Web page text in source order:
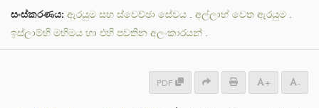
සංස්කරණය: ඇරයුම සහ ස්වෙච්ඡා සේවය . අල්ලාහ් වෙත ඇරයුම .
ඉස්ලාම්හි මහිමය හා එහි පවතින අලංකාරයන් .
PDF + -